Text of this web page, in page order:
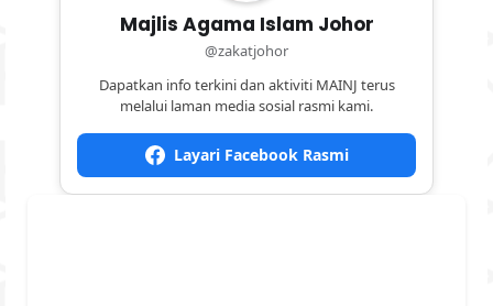
Majlis Agama Islam Johor
@zakatjohor
Dapatkan info terkini dan aktiviti MAINJ terus
melalui laman media sosial rasmi kami.
Layari Facebook Rasmi